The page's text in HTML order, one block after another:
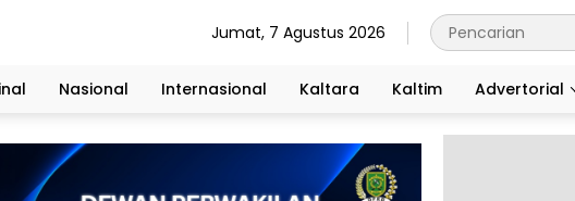
Jumat, 7 Agustus 2026
Nasional Internasional Kaltara Kaltim Advertorial